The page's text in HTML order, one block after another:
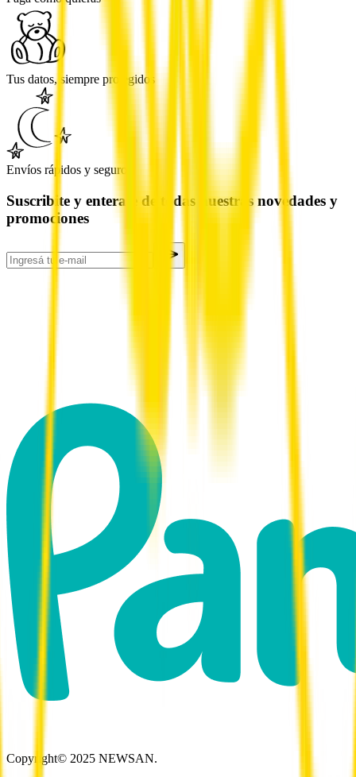
Tus datos, siempre protegidos
Envíos rápidos y seguros
Suscribite y enterate de todas nuestras novedades y
promociones
Copyright© 2025 NEWSAN.